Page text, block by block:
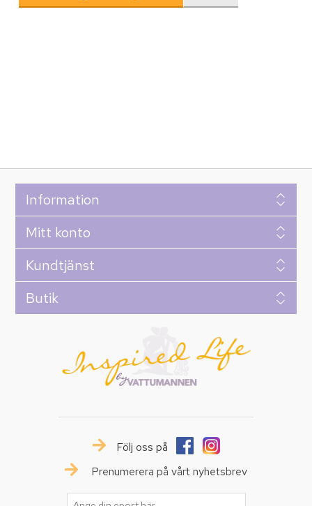
Information
Mitt konto
Kundtjänst
Butik
Följ oss på
Prenumerera på vårt nyhetsbrev